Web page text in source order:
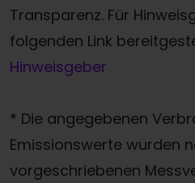
Transparenz. Für
folgenden Link
Hinweisgeber
* Die angegebenen
Emissionswerte wurden
vorgeschriebenen